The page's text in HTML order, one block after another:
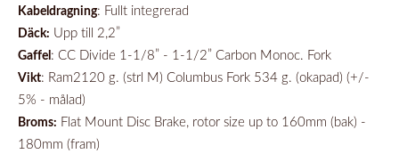
Kabeldragning: Fullt integrerad
Däck: Upp till 2,2”
Gaffel: CC Divide 1-1/8” - 1-1/2” Carbon Monoc. Fork
Vikt: Ram2120 g. (strl M) Columbus Fork 534 g. (okapad) (+/-
5% - målad)
Broms: Flat Mount Disc Brake, rotor size up to 160mm (bak) -
180mm (fram)